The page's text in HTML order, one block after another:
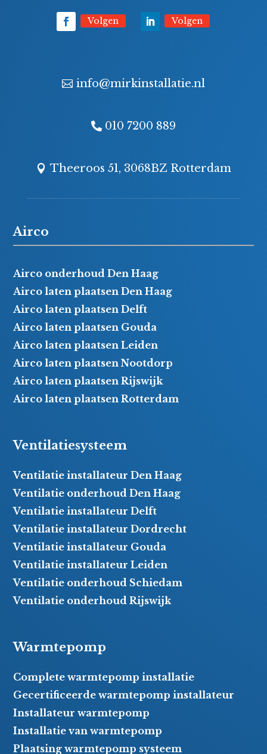
Volgen Volgen
info@mirkinstallatie.nl
010 7200 889
Theeroos 51, 3068BZ Rotterdam
Airco
Airco onderhoud Den Haag
Airco laten plaatsen Den Haag
Airco laten plaatsen Delft
Airco laten plaatsen Gouda
Airco laten plaatsen Leiden
Airco laten plaatsen Nootdorp
Airco laten plaatsen Rijswijk
Airco laten plaatsen Rotterdam
Ventilatiesysteem
Ventilatie installateur Den Haag
Ventilatie onderhoud Den Haag
Ventilatie installateur Delft
Ventilatie installateur Dordrecht
Ventilatie installateur Gouda
Ventilatie installateur Leiden
Ventilatie onderhoud Schiedam
Ventilatie onderhoud Rijswijk
Warmtepomp
Complete warmtepomp installatie
Gecertificeerde warmtepomp installateur
Installateur warmtepomp
Installatie van warmtepomp
Plaatsing warmtepomp systeem